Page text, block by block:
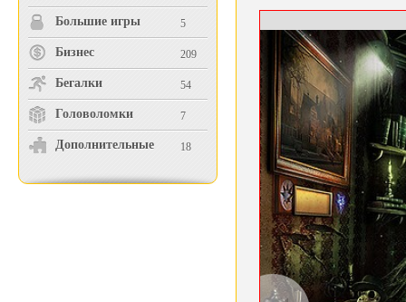
Большие игры 5
Бизнес 209
Бегалки 54
Головоломки 7
Дополнительные 18